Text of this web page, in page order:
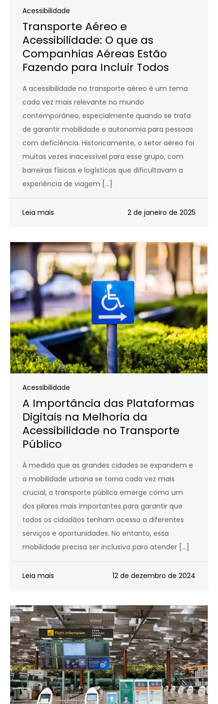
Acessibilidade
Transporte Aéreo e
Acessibilidade: O que as
Companhias Aéreas Estão
Fazendo para Incluir Todos
A acessibilidade no transporte aéreo é um tema
cada vez mais relevante no mundo
contemporâneo, especialmente quando se trata
de garantir mobilidade e autonomia para pessoas
com deficiência. Historicamente, o setor aéreo foi
muitas vezes inacessível para esse grupo, com
barreiras físicas e logísticas que dificultavam a
experiência de viagem […]
Leia mais 2 de janeiro de 2025
Acessibilidade
A Importância das Plataformas
Digitais na Melhoria da
Acessibilidade no Transporte
Público
À medida que as grandes cidades se expandem e
a mobilidade urbana se torna cada vez mais
crucial, o transporte público emerge como um
dos pilares mais importantes para garantir que
todos os cidadãos tenham acesso a diferentes
serviços e oportunidades. No entanto, essa
mobilidade precisa ser inclusiva para atender […]
Leia mais 12 de dezembro de 2024